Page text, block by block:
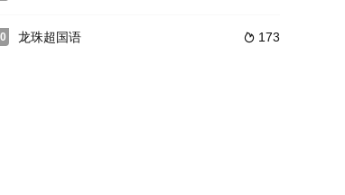
?夏海，梦见了众多假面骑
】！我们要为了守护这个世界而努力！曾经号称御宅文化圣地
 173
龙珠超国语